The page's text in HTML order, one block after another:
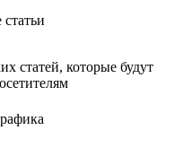
статей, которые будут